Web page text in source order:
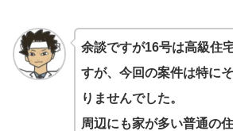
余談ですが16号は高級住
すが、今回の案件は特に
りませんでした。
周辺にも家が多い普通の